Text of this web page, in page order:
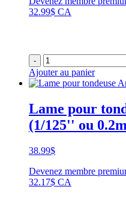
32.99$ CA
-
Ajouter au panier
Lame pour
(1/125'' ou
38.99$
Devenez membre
32.17$ CA